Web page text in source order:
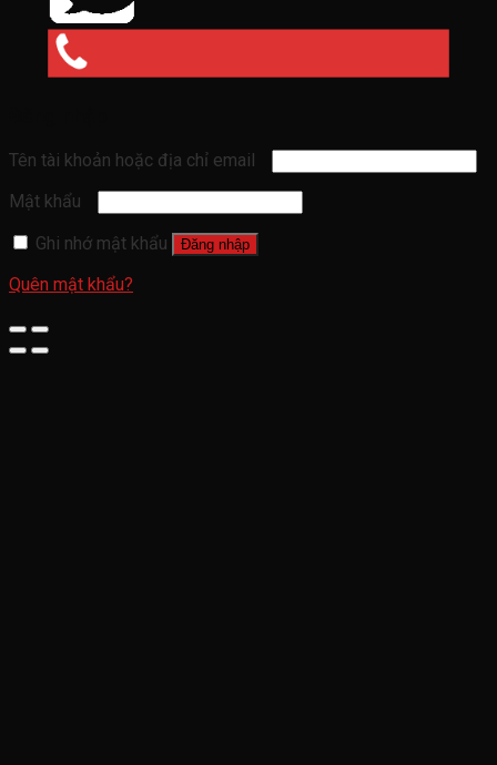
Tên tài khoản hoặc địa chỉ email
Mật khẩu
Ghi nhớ mật khẩu
Đăng nhập
Quên mật khẩu?